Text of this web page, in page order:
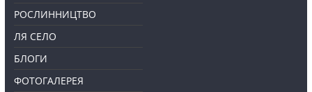
РОСЛИННИЦТВО
ЛЯ СЕЛО
БЛОГИ
ФОТОГАЛЕРЕЯ